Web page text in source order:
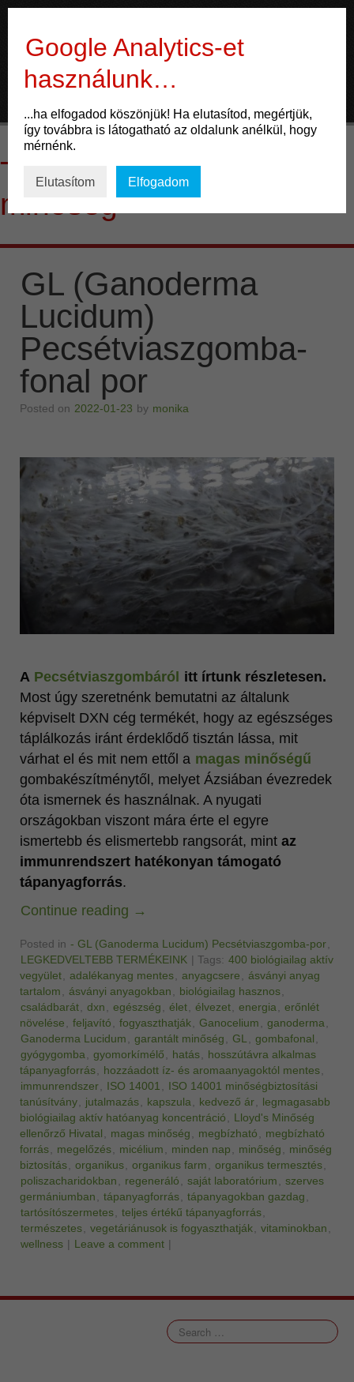
Gyógygomba
ÉLET
Mozgás
Táplálkozás
Potencia
Család
Életmód
Vonzó megjelenés
Katalógusok
Videók
További oldalaink
Tag Archives:magas
minőség
GL (Ganoderma
Lucidum)
Pecsétviaszgomba-
fonal por
Posted on 2022-01-23 by monika
A Pecsétviaszgombáról
itt írtunk részletesen.
Most úgy szeretnénk bemutatni az általunk
képviselt DXN cég termékét, hogy az egészséges
táplálkozás iránt érdeklődő tisztán lássa, mit
várhat el és mit nem ettől a magas minőségű
gombakészítménytől, melyet Ázsiában évezredek
óta ismernek és használnak. A nyugati
országokban viszont mára érte el egyre
ismertebb és elismertebb rangsorát, mint az
immunrendszert hatékonyan támogató
tápanyagforrás.
Continue reading →
Posted in - GL (Ganoderma Lucidum) Pecsétviaszgomba-por,
LEGKEDVELTEBB TERMÉKEINK
Tags: 400 biológiailag aktív
vegyület, adalékanyag mentes, anyagcsere , ásványi anyag
tartalom , ásványi anyagokban , biológiailag hasznos,
családbarát, dxn , egészség , élet, élvezet, energia, erőnlét
növelése , feljavító , fogyaszthatják, Ganocelium , ganoderma,
Ganoderma Lucidum , garantált minőség , GL, gombafonal ,
gyógygomba, gyomorkímélő , hatás, hosszútávra alkalmas
tápanyagforrás, hozzáadott íz- és aromaanyagoktól mentes,
immunrendszer, ISO 14001 ,
ISO 14001 minőségbiztosítási
tanúsítvány, jutalmazás, kapszula, kedvező ár, legmagasabb
biológiailag aktív hatóanyag koncentráció , Lloyd's Minőség
ellenőrző Hivatal , magas minőség , megbízható , megbízható
forrás, megelőzés, micélium , minden nap , minőség , minőség
biztosítás, organikus, organikus farm , organikus termesztés,
poliszacharidokban , regeneráló , saját laboratórium , szerves
germániumban , tápanyagforrás, tápanyagokban gazdag ,
tartósítószermetes, teljes értékű tápanyagforrás,
természetes, vegetáriánusok is fogyaszthatják, vitaminokban ,
wellness
Leave a comment
Google Analytics-et
használunk…
...ha elfogadod köszönjük! Ha elutasítod, megértjük,
így továbbra is látogatható az oldalunk anélkül, hogy
mérnénk.
Elutasítom Elfogadom